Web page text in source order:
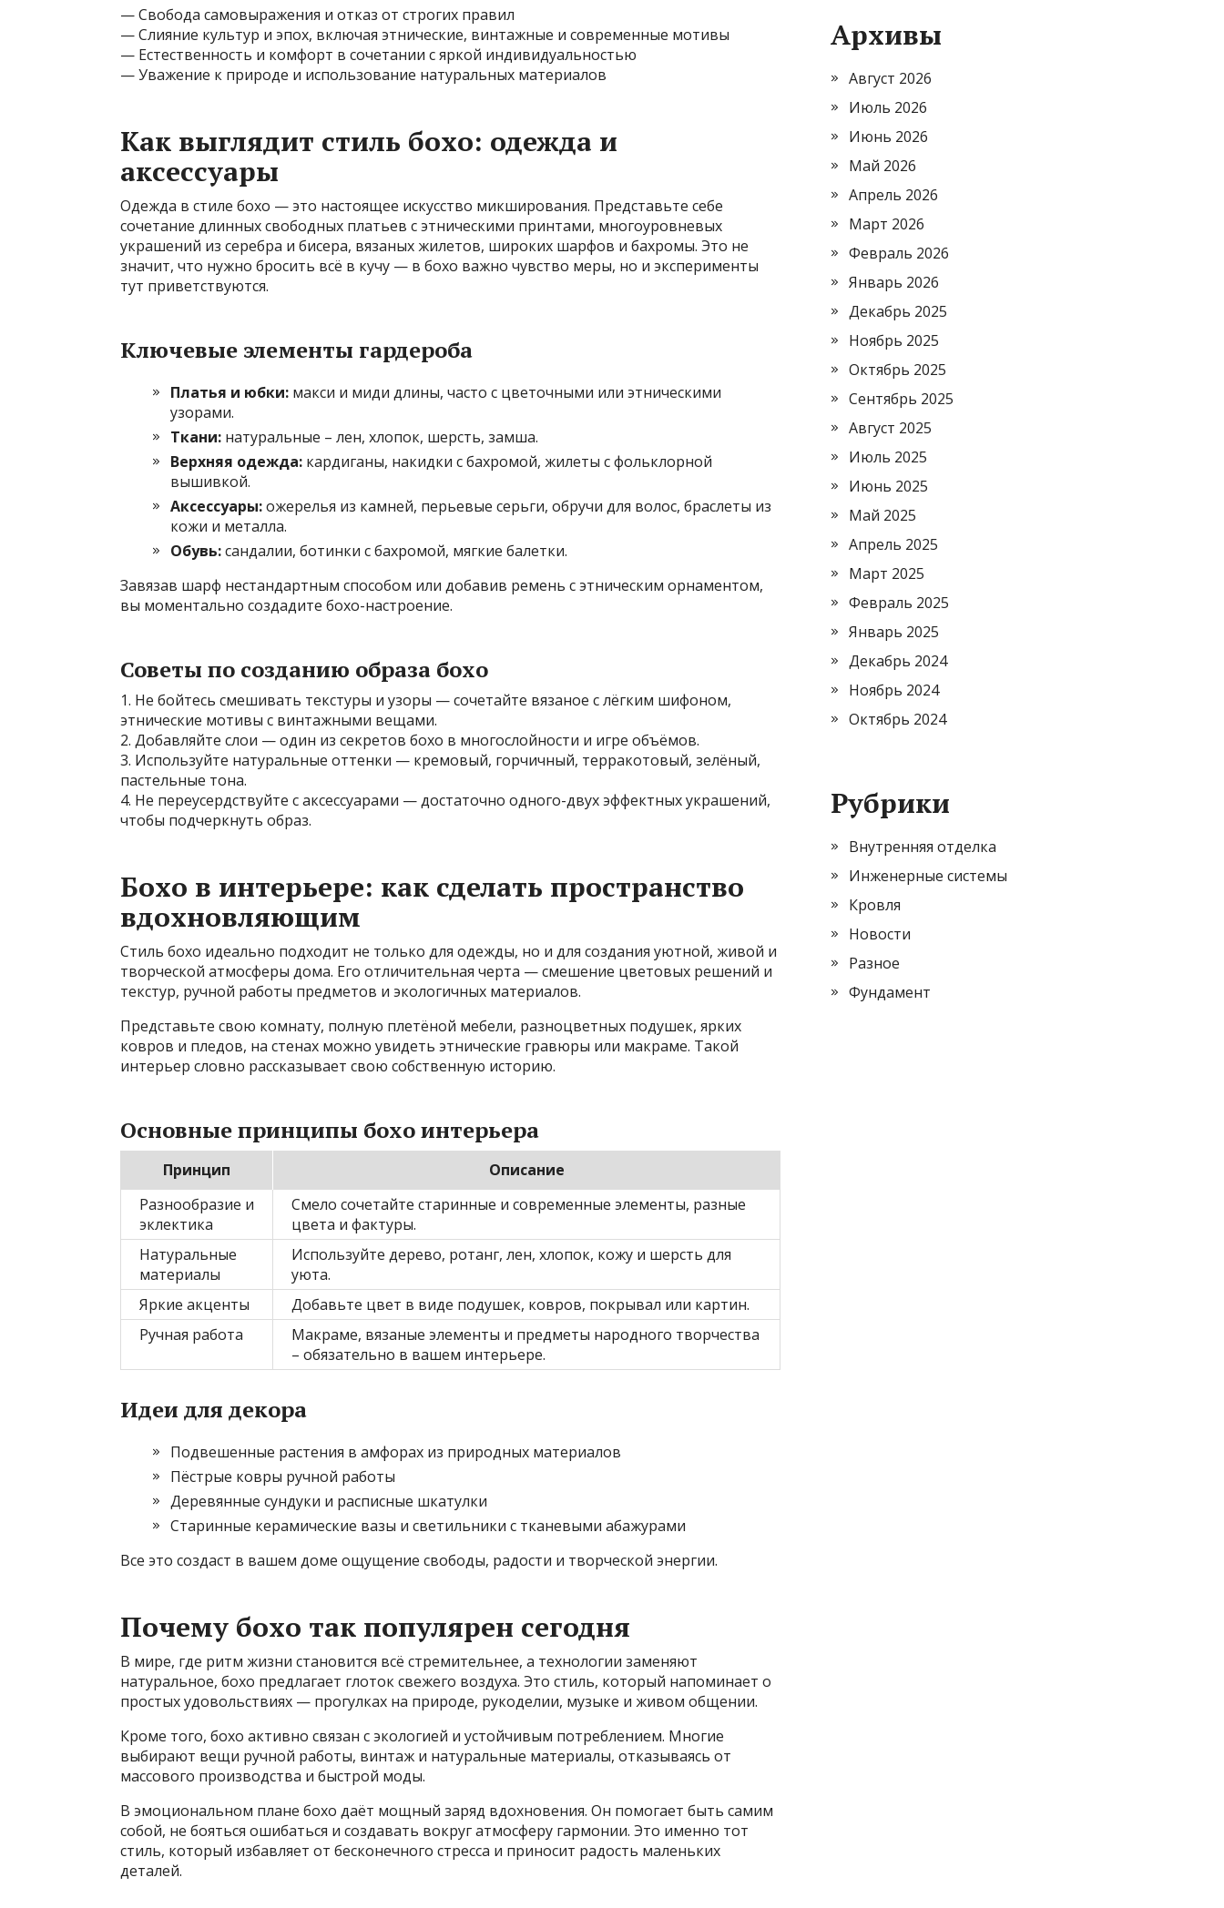
— Свобода самовыражения и отказ от строгих правил
— Слияние культур и эпох, включая этнические, винтажные и современные мотивы
— Естественность и комфорт в сочетании с яркой индивидуальностью
— Уважение к природе и использование натуральных материалов
Как выглядит стиль бохо: одежда и
аксессуары
Одежда в стиле бохо — это настоящее искусство микширования. Представьте себе
сочетание длинных свободных платьев с этническими принтами, многоуровневых
украшений из серебра и бисера, вязаных жилетов, широких шарфов и бахромы. Это не
значит, что нужно бросить всё в кучу — в бохо важно чувство меры, но и эксперименты
тут приветствуются.
Ключевые элементы гардероба
Платья и юбки: макси и миди длины, часто с цветочными или этническими
узорами.
Ткани: натуральные – лен, хлопок, шерсть, замша.
Верхняя одежда: кардиганы, накидки с бахромой, жилеты с фольклорной
вышивкой.
Аксессуары:ожерелья из камней, перьевые серьги, обручи для волос, браслеты из
кожи и металла.
Обувь:сандалии, ботинки с бахромой, мягкие балетки.
Завязав шарф нестандартным способом или добавив ремень с этническим орнаментом,
вы моментально создадите бохо-настроение.
Советы по созданию образа бохо
1. Не бойтесь смешивать текстуры и узоры — сочетайте вязаное с лёгким шифоном,
этнические мотивы с винтажными вещами.
2. Добавляйте слои — один из секретов бохо в многослойности и игре объёмов.
3. Используйте натуральные оттенки — кремовый, горчичный, терракотовый, зелёный,
пастельные тона.
4. Не переусердствуйте с аксессуарами — достаточно одного-двух эффектных украшений,
чтобы подчеркнуть образ.
Бохо в интерьере: как сделать пространство
вдохновляющим
Стиль бохо идеально подходит не только для одежды, но и для создания уютной, живой и
творческой атмосферы дома. Его отличительная черта — смешение цветовых решений и
текстур, ручной работы предметов и экологичных материалов.
Представьте свою комнату, полную плетёной мебели, разноцветных подушек, ярких
ковров и пледов, на стенах можно увидеть этнические гравюры или макраме. Такой
интерьер словно рассказывает свою собственную историю.
Основные принципы бохо интерьера
Принцип
Описание
Разнообразие и
эклектика
Смело сочетайте старинные и современные элементы, разные
цвета и фактуры.
Натуральные
материалы
Используйте дерево, ротанг, лен, хлопок, кожу и шерсть для
уюта.
Яркие акценты
Добавьте цвет в виде подушек, ковров, покрывал или картин.
Ручная работа
Макраме, вязаные элементы и предметы народного творчества
– обязательно в вашем интерьере.
Идеи для декора
Подвешенные растения в амфорах из природных материалов
Пёстрые ковры ручной работы
Деревянные сундуки и расписные шкатулки
Старинные керамические вазы и светильники с тканевыми абажурами
Все это создаст в вашем доме ощущение свободы, радости и творческой энергии.
Почему бохо так популярен сегодня
В мире, где ритм жизни становится всё стремительнее, а технологии заменяют
натуральное, бохо предлагает глоток свежего воздуха. Это стиль, который напоминает о
простых удовольствиях — прогулках на природе, рукоделии, музыке и живом общении.
Кроме того, бохо активно связан с экологией и устойчивым потреблением. Многие
выбирают вещи ручной работы, винтаж и натуральные материалы, отказываясь от
массового производства и быстрой моды.
В эмоциональном плане бохо даёт мощный заряд вдохновения. Он помогает быть самим
собой, не бояться ошибаться и создавать вокруг атмосферу гармонии. Это именно тот
стиль, который избавляет от бесконечного стресса и приносит радость маленьких
деталей.
Архивы
Август 2026
Июль 2026
Июнь 2026
Май 2026
Апрель 2026
Март 2026
Февраль 2026
Январь 2026
Декабрь 2025
Ноябрь 2025
Октябрь 2025
Сентябрь 2025
Август 2025
Июль 2025
Июнь 2025
Май 2025
Апрель 2025
Март 2025
Февраль 2025
Январь 2025
Декабрь 2024
Ноябрь 2024
Октябрь 2024
Рубрики
Внутренняя отделка
Инженерные системы
Кровля
Новости
Разное
Фундамент